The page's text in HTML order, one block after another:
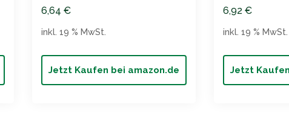
6,64 €
Jetzt Kaufen bei amazon.de
inkl. 19 % MwSt.
6,92 €
Jetzt
inkl. 19 % MwSt.